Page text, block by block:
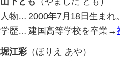
人物… 2000年7月18日生まれ
学歴… 建国高等学校を卒業→
堀江彩（ほりえ あや）